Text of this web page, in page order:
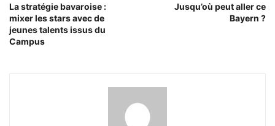
La stratégie bavaroise :
mixer les stars avec de
jeunes talents issus du
Campus
Jusqu’où peut aller ce
Bayern ?